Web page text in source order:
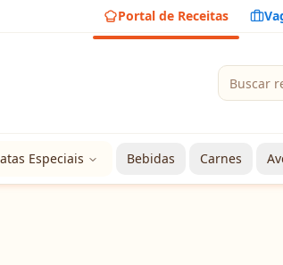
Portal de Receitas
Especiais Bebidas Carnes